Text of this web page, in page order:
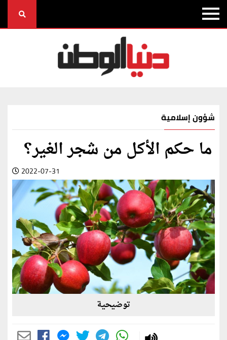
شؤون إسلامية
ما حكم الأكل من شجر الغير؟
2022-07-31
توضيحية